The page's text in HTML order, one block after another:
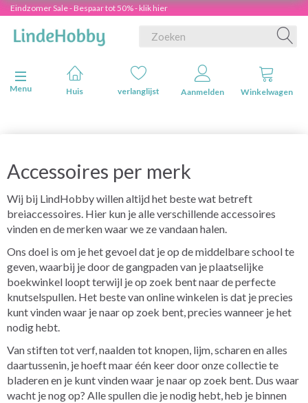
Eindzomer Sale - Bespaar tot 50% - klik hier
Navigatie in-/uitschakelen
Menu
Huis verlanglijst Aanmelden Winkelwagen
Accessoires per merk
Wij bij LindHobby willen altijd het beste wat betreft
breiaccessoires. Hier kun je alle verschillende accessoires
vinden en de merken waar we ze vandaan halen.
Ons doel is om je het gevoel dat je op de middelbare school te
geven, waarbij je door de gangpaden van je plaatselijke
boekwinkel loopt terwijl je op zoek bent naar de perfecte
knutselspullen. Het beste van online winkelen is dat je precies
kunt vinden waar je naar op zoek bent, precies wanneer je het
nodig hebt.
Van stiften tot verf, naalden tot knopen, lijm, scharen en alles
daartussenin, je hoeft maar één keer door onze collectie te
bladeren en je kunt vinden waar je naar op zoek bent. Dus waar
wacht je nog op? Alle spullen die je nodig hebt, heb je binnen